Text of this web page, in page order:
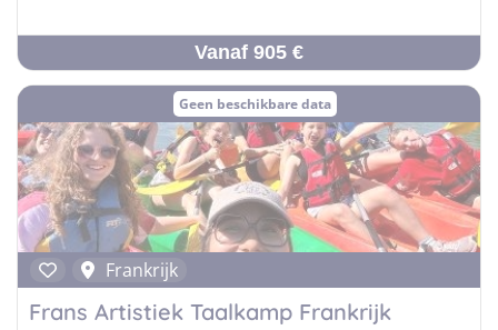
Vanaf 905 €
Geen beschikbare data
Frankrijk
Frans Artistiek Taalkamp Frankrijk